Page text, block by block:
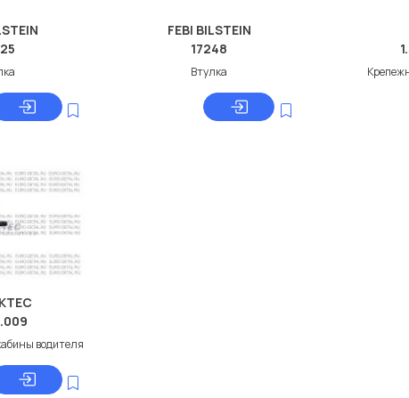
FEBI BILSTEIN
17248
Втулка
водителя